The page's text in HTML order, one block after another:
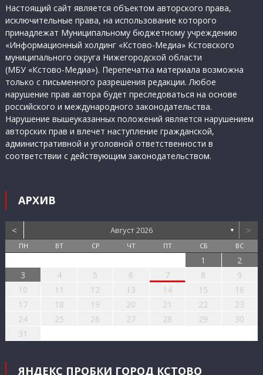
Настоящий сайт является объектом авторского права,
исключительные права, на использование которого
принадлежат Муниципальному бюджетному учреждению
«Информационный холдинг «Кстово-Медиа» Кстовского
муниципального округа Нижегородской области
(МБУ «Кстово-Медиа»). Перепечатка материала возможна
только с письменного разрешения редакции. Любое
нарушение прав автора будет преследоваться на основе
российского и международного законодательства.
Нарушение вышеуказанных положений является нарушением
авторских прав и влечет наступление гражданской,
административной и уголовной ответственности в
соответствии с действующим законодательством.
АРХИВ
< Август 2026 ▼ >
ПН ВТ СР ЧТ ПТ СБ ВС
1
2
3
4 5 6 7 8
9
10
11 12 13 14 15
16
17
18 19 20 21 22
23
24
25 26 27 28 29
30
31
ЯНДЕКС ПРОБКИ ГОРОД КСТОВО